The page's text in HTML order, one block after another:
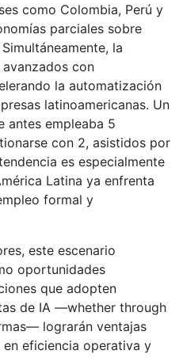
como Colombia, Perú y
parciales sobre
la
con
la automatización
latinoamericanas. Un
antes empleaba 5
con 2, asistidos por
es especialmente
Latina ya enfrenta
formal y
este escenario
oportunidades
que adopten
de IA —whether through
lograrán ventajas
eficiencia operativa y